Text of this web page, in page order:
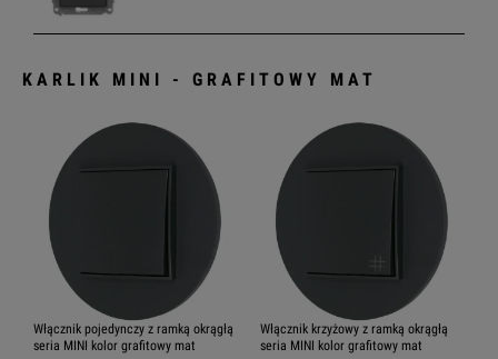
Gniazda multimedialne
Moduly elektroniczne
KARLIK MINI - GRAFITOWY MAT
Włącznik pojedynczy z ramką okrągłą
seria MINI kolor grafitowy mat
Włącznik krzyżowy z ramką okrągłą
seria MINI kolor grafitowy mat